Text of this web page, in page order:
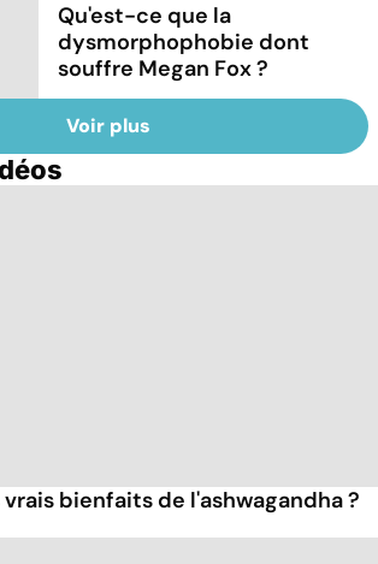
Qu'est-ce que la
dysmorphophobie dont
souffre Megan Fox ?
Voir plus
bienfaits de l'ashwagandha ?